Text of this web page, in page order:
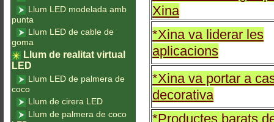
Xina
*Xina va liderar les
aplicacions
*Xina va portar a
decorativa
*Productes barats
Llum LED modelada amb
punta
Llum LED de cable de
goma
Llum de realitat virtual
LED
Llum LED de palmera de
coco
Llum de cirera LED
Llum de palmera de coco